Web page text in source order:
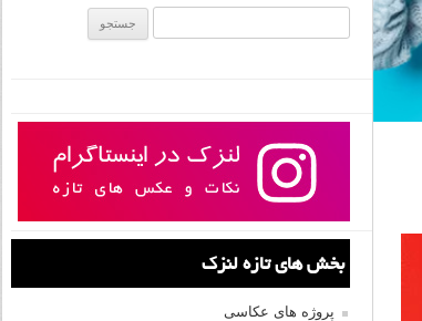
بخش های تازه لنزک
پروژه های عکاسی